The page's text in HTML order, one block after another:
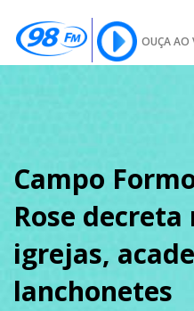
OUÇA AO
SOBRE
PODCAST
Campo
Rose
igrejas,
lanchonetes